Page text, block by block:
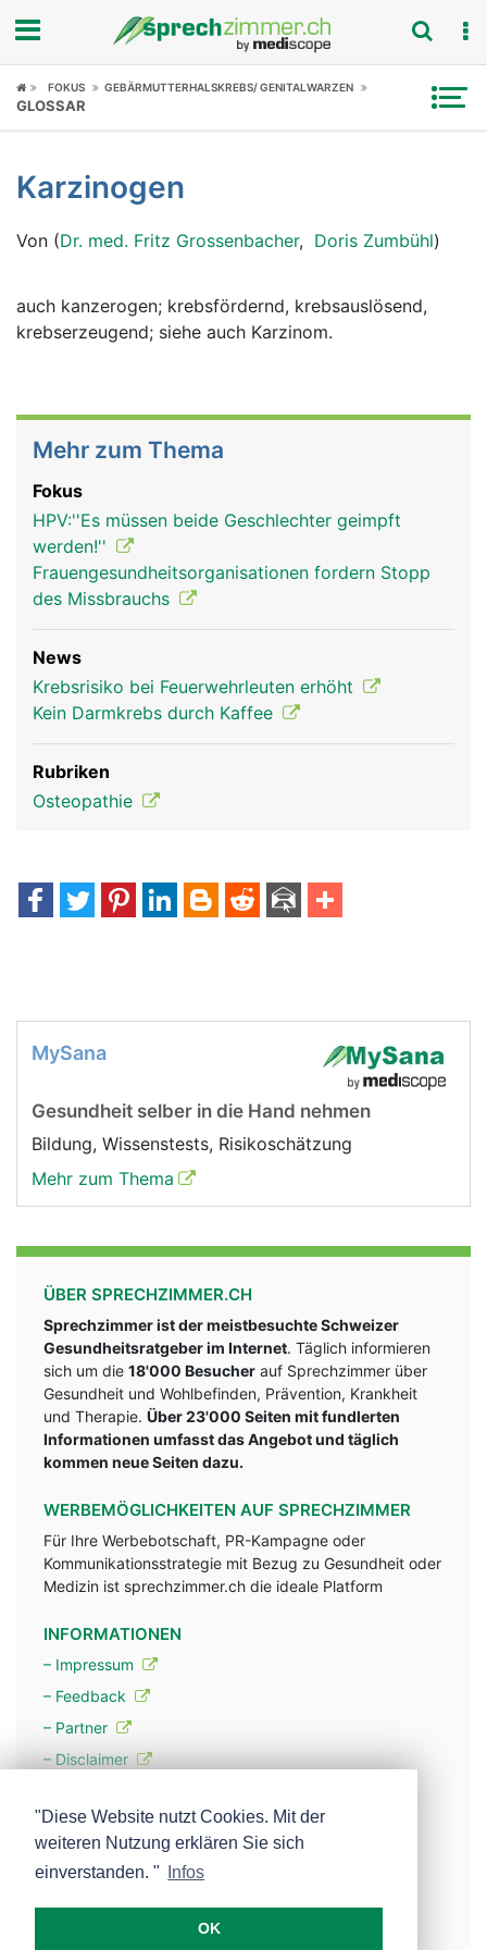
Fokus
Symptome
Untersuchungen
News
FOKUS GEBÄRMUTTERHALSKREBS/ GENITALWARZEN
GLOSSAR
Karzinogen
Von (Dr. med. Fritz Grossenbacher, Doris Zumbühl)
auch kanzerogen; krebsfördernd, krebsauslösend,
krebserzeugend; siehe auch Karzinom.
Mehr zum Thema
Fokus
HPV:''Es müssen beide Geschlechter geimpft
werden!''
Frauengesundheitsorganisationen fordern Stopp
des Missbrauchs
News
Krebsrisiko bei Feuerwehrleuten erhöht
Kein Darmkrebs durch Kaffee
Rubriken
Osteopathie
MySana
Gesundheit selber in die Hand nehmen
Bildung, Wissenstests, Risikoschätzung
Mehr zum Thema
ÜBER SPRECHZIMMER.CH
Sprechzimmer ist der meistbesuchte Schweizer
Gesundheitsratgeber im Internet. Täglich informieren
sich um die 18'000 Besucher auf Sprechzimmer über
Gesundheit und Wohlbefinden, Prävention, Krankheit
und Therapie. Über 23'000 Seiten mit fundlerten
Informationen umfasst das Angebot und täglich
kommen neue Seiten dazu.
WERBEMÖGLICHKEITEN AUF SPRECHZIMMER
Für Ihre Werbebotschaft, PR-Kampagne oder
Kommunikationsstrategie mit Bezug zu Gesundheit oder
Medizin ist sprechzimmer.ch die ideale Platform
INFORMATIONEN
– Impressum
– Feedback
– Partner
– Disclaimer
– Werbung
– Mehr über unsere Experten
"Diese Website nutzt Cookies. Mit der
weiteren Nutzung erklären Sie sich
einverstanden. "
Infos
OK